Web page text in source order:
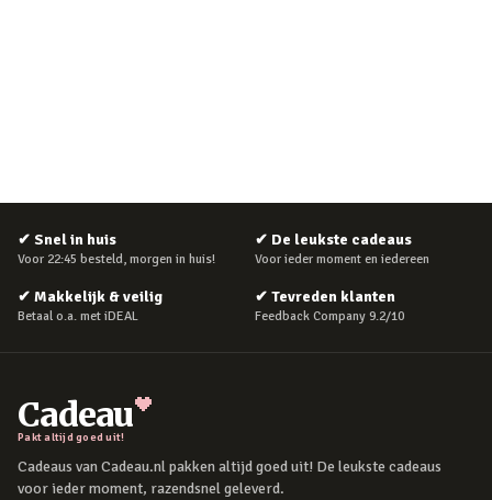
✔ Snel in huis
Voor 22:45 besteld, morgen in huis!
✔ De leukste cadeaus
Voor ieder moment en iedereen
✔ Makkelijk & veilig
Betaal o.a. met iDEAL
✔ Tevreden klanten
Feedback Company 9.2/10
Cadeau
Pakt altijd goed uit!
Cadeaus van Cadeau.nl pakken altijd goed uit! De leukste cadeaus
voor ieder moment, razendsnel geleverd.